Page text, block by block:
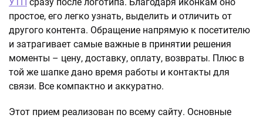
простое, его легко узнать, выделить и отличить от
другого контента. Обращение напрямую к посетителю
и затрагивает самые важные в принятии решения
моменты – цену, доставку, оплату, возвраты. Плюс в
той же шапке дано время работы и контакты для
связи. Все компактно и аккуратно.
Этот прием реализован по всему сайту. Основные